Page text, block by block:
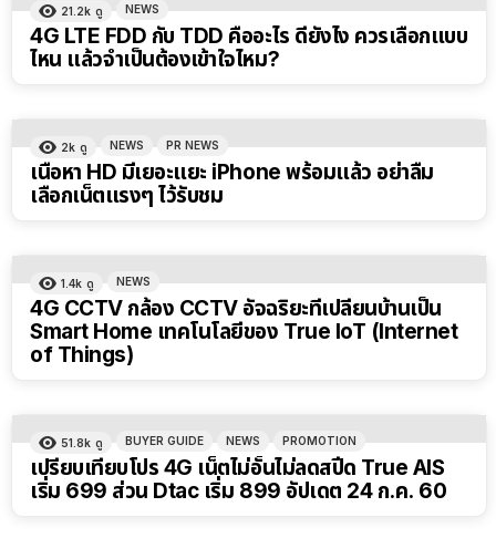
21.2k ดู NEWS
4G LTE FDD กับ TDD คืออะไร ดียังไง ควรเลือกแบบ
ไหน แล้วจำเป็นต้องเข้าใจไหม?
2k ดู NEWS PR NEWS
เนื้อหา HD มีเยอะแยะ iPhone พร้อมแล้ว อย่าลืม
เลือกเน็ตแรงๆ ไว้รับชม
1.4k ดู NEWS
4G CCTV กล้อง CCTV อัจฉริยะที่เปลี่ยนบ้านเป็น
Smart Home เทคโนโลยีของ True IoT (Internet
of Things)
51.8k ดู BUYER GUIDE NEWS PROMOTION
เปรียบเทียบโปร 4G เน็ตไม่อั้นไม่ลดสปีด True AIS
เริ่ม 699 ส่วน Dtac เริ่ม 899 อัปเดต 24 ก.ค. 60